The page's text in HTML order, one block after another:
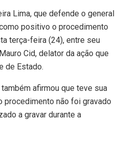
Lima, que defende o general
positivo o procedimento
terça-feira (24), entre seu
Cid, delator da ação que
de Estado.
afirmou que teve sua
procedimento não foi gravado
a gravar durante a